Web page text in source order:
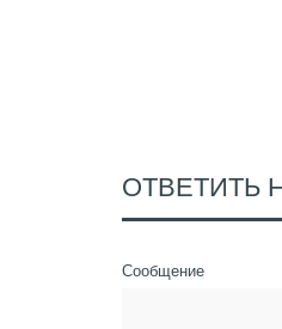
ОТВЕТИТЬ
Сообщение